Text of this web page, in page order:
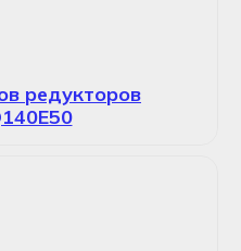
редукторов